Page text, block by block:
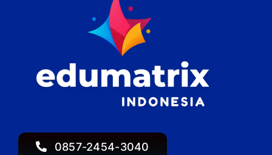
0857-2454-3040